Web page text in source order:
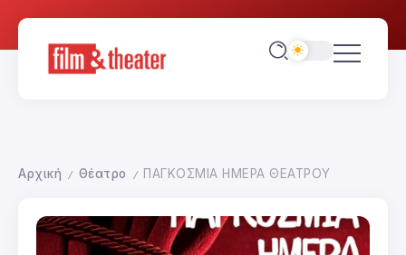
Αρχική / Θέατρο / ΠΑΓΚΟΣΜΙΑ ΗΜΕΡΑ ΘΕΑΤΡΟΥ